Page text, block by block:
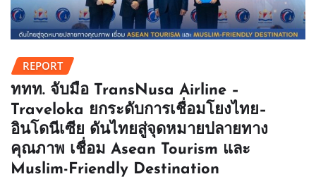
REPORT
ททท. จับมือ TransNusa Airline –
Traveloka ยกระดับการเชื่อมโยงไทย–
อินโดนีเซีย ดันไทยสู่จุดหมายปลายทาง
คุณภาพ เชื่อม Asean Tourism และ
Muslim-Friendly Destination